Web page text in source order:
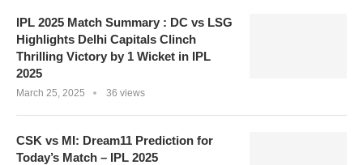
IPL 2025 Match Summary : DC vs LSG
Highlights Delhi Capitals Clinch
Thrilling Victory by 1 Wicket in IPL
2025
March 25, 2025 36 views
CSK vs MI: Dream11 Prediction for
Today’s Match – IPL 2025